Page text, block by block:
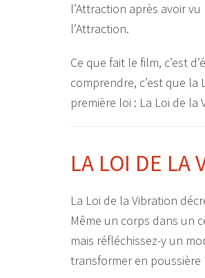
l’Attraction après avoir
l’Attraction.
Ce que fait le film, c’est
comprendre, c’est que la
première loi : La Loi de la
LA LOI DE LA
La Loi de la Vibration
Même un corps dans un
mais réfléchissez-y un
transformer en poussière